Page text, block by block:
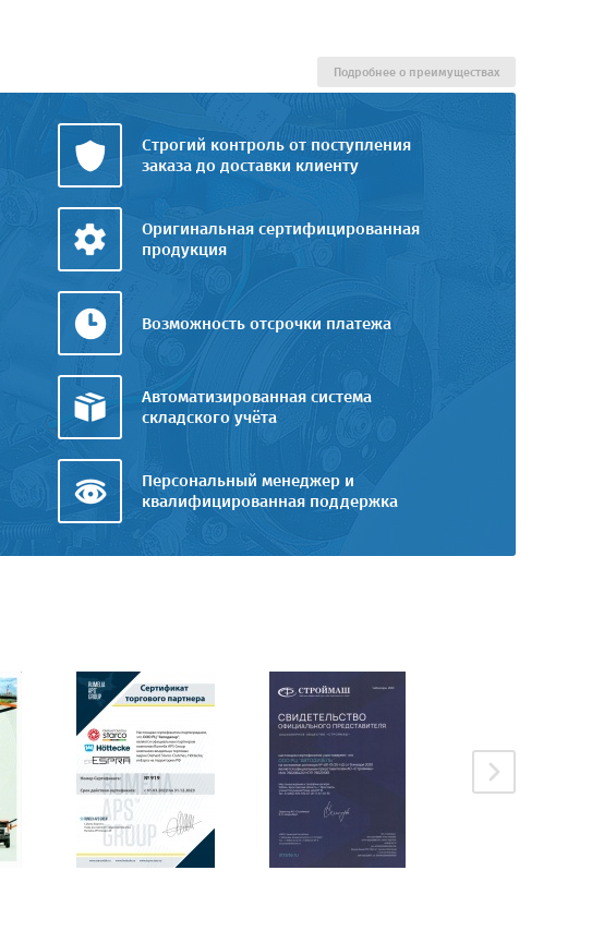
Строгий контроль от поступления
заказа до доставки клиенту
Оригинальная сертифицированная
продукция
Возможность отсрочки платежа
Автоматизированная система
складского учёта
Персональный менеджер и
квалифицированная поддержка
Подробнее о преимуществах